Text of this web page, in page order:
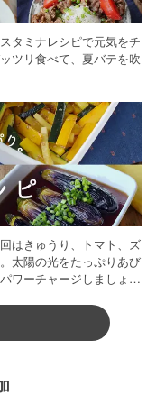
タミナレシピで元気をチ
ツリ食べて、夏バテを吹
はきゅうり、トマト、ズ
太陽の光をたっぷりあび
ワーチャージしましょう